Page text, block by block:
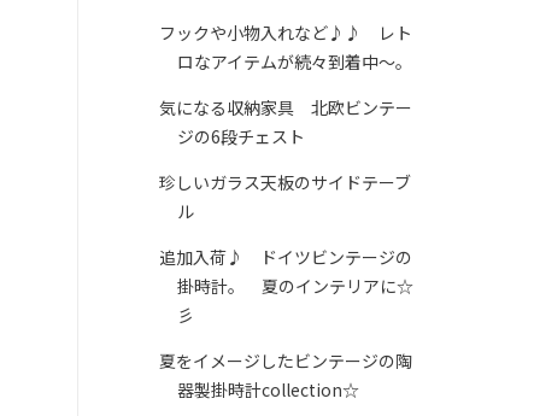
フックや小物入れなど♪♪ レト
ロなアイテムが続々到着中～。
気になる収納家具 北欧ビンテー
ジの6段チェスト
珍しいガラス天板のサイドテーブ
ル
追加入荷♪ ドイツビンテージの
掛時計。 夏のインテリアに☆
彡
夏をイメージしたビンテージの陶
器製掛時計collection☆